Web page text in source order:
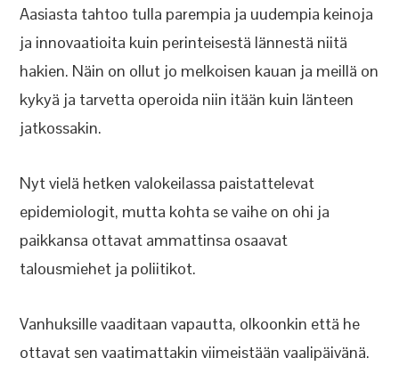
Aasiasta tahtoo tulla parempia ja uudempia keinoja
ja innovaatioita kuin perinteisestä lännestä niitä
hakien. Näin on ollut jo melkoisen kauan ja meillä on
kykyä ja tarvetta operoida niin itään kuin länteen
jatkossakin.
Nyt vielä hetken valokeilassa paistattelevat
epidemiologit, mutta kohta se vaihe on ohi ja
paikkansa ottavat ammattinsa osaavat
talousmiehet ja poliitikot.
Vanhuksille vaaditaan vapautta, olkoonkin että he
ottavat sen vaatimattakin viimeistään vaalipäivänä.